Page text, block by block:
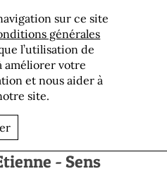
sur ce site
générales
l’utilisation de
améliorer votre
et nous aider à
site.
- Sens